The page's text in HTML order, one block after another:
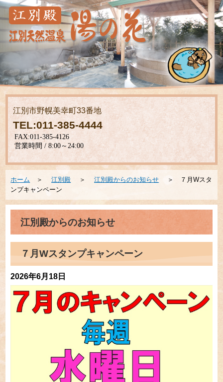
江別市野幌美幸町33番地
TEL:011-385-4444
ホーム ＞江別殿 ＞江別殿からのお知らせ ＞ ７月Wスタ
ンプキャンペーン
江別殿からのお知らせ
７月Wスタンプキャンペーン
2026年6月18日